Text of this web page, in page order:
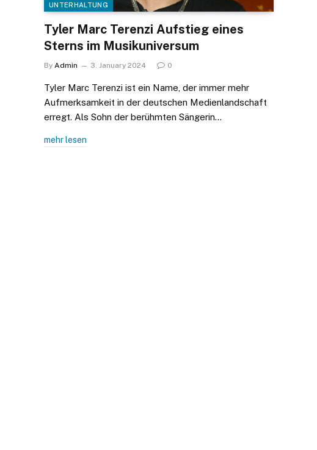
UNTERHALTUNG
Tyler Marc Terenzi Aufstieg eines
Sterns im Musikuniversum
By Admin 3. January 2024 0
Tyler Marc Terenzi ist ein Name, der immer mehr
Aufmerksamkeit in der deutschen Medienlandschaft
erregt. Als Sohn der berühmten Sängerin…
mehr lesen